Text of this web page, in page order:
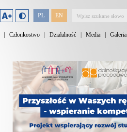
PL EN
Członkostwo Działalność Media Galeria